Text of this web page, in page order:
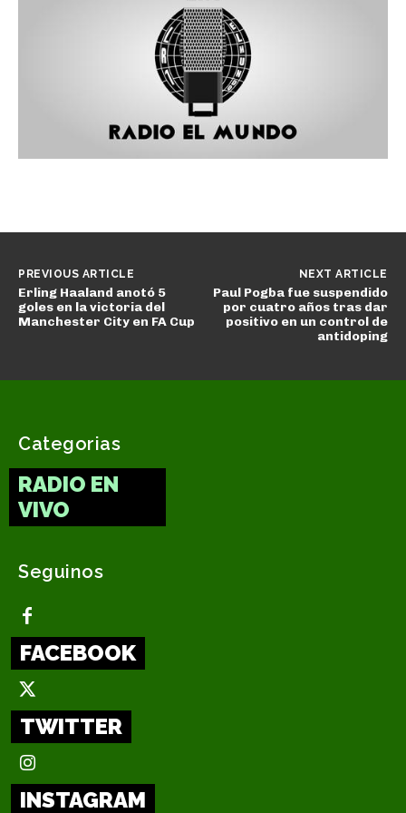
PREVIOUS ARTICLE
Erling Haaland anotó 5
goles en la victoria del
Manchester City en FA Cup
NEXT ARTICLE
Paul Pogba fue suspendido
por cuatro años tras dar
positivo en un control de
antidoping
Categorias
RADIO EN
VIVO
Seguinos
FACEBOOK
TWITTER
INSTAGRAM